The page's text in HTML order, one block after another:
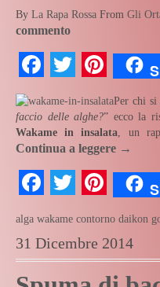
By La Rapa Rossa From Gli
commento
Facebook
Twitter
Per chi si
faccio delle alghe?” ecco la
Wakame in insalata, un
Continua a leggere →
Facebook
Twitter
alga wakame contorno daikon
31 Dicembre 2014